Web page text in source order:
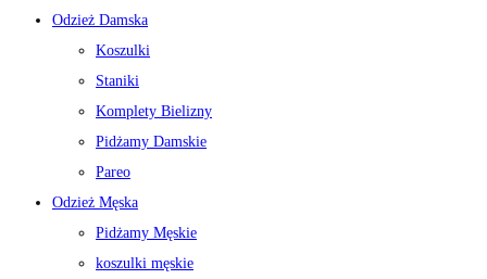
Odzież Damska
Koszulki
Staniki
Komplety Bielizny
Pidżamy Damskie
Pareo
Odzież Męska
Pidżamy Męskie
koszulki męskie